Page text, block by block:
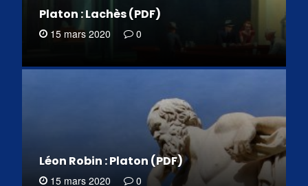
Platon : Lachès (PDF)
15 mars 2020 0
Léon Robin : Platon (PDF)
15 mars 2020 0